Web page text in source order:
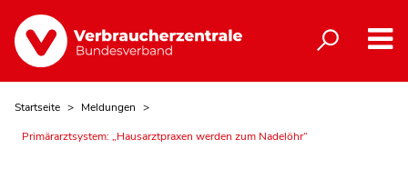
Startseite
Meldungen
Primärarztsystem: „Hausarztpraxen werden zum Nadelöhr“